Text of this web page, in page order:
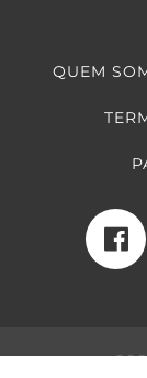
QUEM